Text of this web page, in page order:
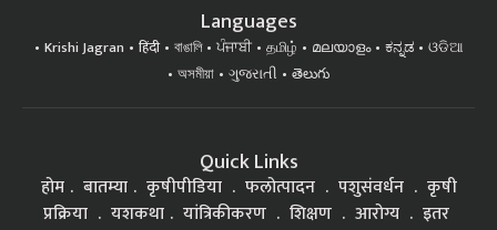
Languages
Krishi Jagran हिंदी বাঙালি ਪੰਜਾਬੀ தமிழ் മലയാളം ಕನ್ನಡ
ଓଡିଆ
অসমীয়া
ગુજરાતી తెలుగు
Quick Links
होम बातम्या कृषीपीडिया फलोत्पादन पशुसंवर्धन
कृषी
प्रक्रिया
यशकथा यांत्रिकीकरण शिक्षण आरोग्य इतर